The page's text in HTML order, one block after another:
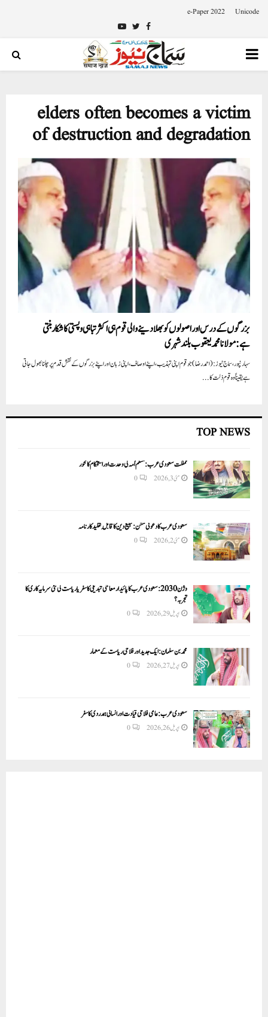
Unicode
e-Paper 2022
Facebook
Twitter
Youtube
PRIMARY
elders often becomes a victim
of destruction and degradation
بزرگوں کے درس اور اصولوں کو بھلا دینے والی قوم ہی اکثر تباہی و پستی کا شکار بنتی
ہے:مولانا محمد یعقوب بلند شہری
سہارنپور، سماج نیوز:(احمد رضا)جو قوم اپنی تہذیب،اپنے اوصاف،اپنی زبان اور اپنے بزرگوں کے نقش قدم پر چلنا بھول جاتی
ہے یقیناً وہ قوم ذلت کا...
TOP NEWS
مملکت سعودی عرب: مسلم اُمہ کی وحدت اور استحکام کا محور
مئی 3, 2026 0
سعودی عرب کا دعوتی مشن: تبلیغ دین کا قابلِ تقلید کارنامہ
مئی 2, 2026 0
وژن 2030:سعودی عرب کا پائیدار معاشی تبدیلی کا سفر یا ریاست کی نئی سرمایہ کاری کا
تجربہ؟
اپریل 29, 2026 0
محمد بن سلمان: ایک جدید اور فلاحی ریاست کے معمار
اپریل 27, 2026 0
سعودی عرب: عالمی فلاحی قیادت اور انسانی ہمدردی کا سفر
اپریل 26, 2026 0